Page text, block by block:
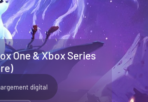
One & Xbox Series
digital